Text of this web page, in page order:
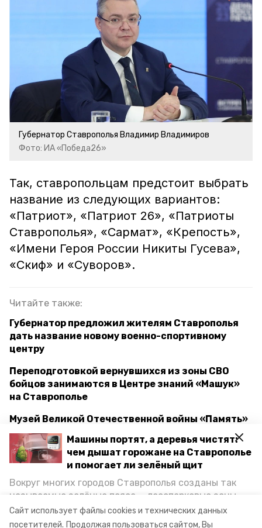
Сайт использует файлы cookies и технических данных
посетителей. Продолжая пользоваться сайтом, Вы
Машины портят, а деревья чистят:
чем дышат горожане на Ставрополье
и помогает ли зелёный щит
Вокруг многих городов Ставрополья созданы так
называемые зелёные пояса — лесопарковые зоны,
снижающие негативное воздействие выхлопных
газов на атмосферу. Справляются ли они с
Губернатор Ставрополья Владимир Владимиров
Фото: ИА «Победа26»
Так, ставропольцам предстоит выбрать
название из следующих вариантов:
«Патриот», «Патриот 26», «Патриоты
Ставрополья», «Сармат», «Крепость»,
«Имени Героя России Никиты Гусева»,
«Скиф» и «Суворов».
Читайте также:
Губернатор предложил жителям Ставрополья
дать название новому военно-спортивному
центру
Переподготовкой вернувшихся из зоны СВО
бойцов занимаются в Центре знаний «Машук»
на Ставрополье
Музей Великой Отечественной войны «Память»
модернизируют в Ставрополе